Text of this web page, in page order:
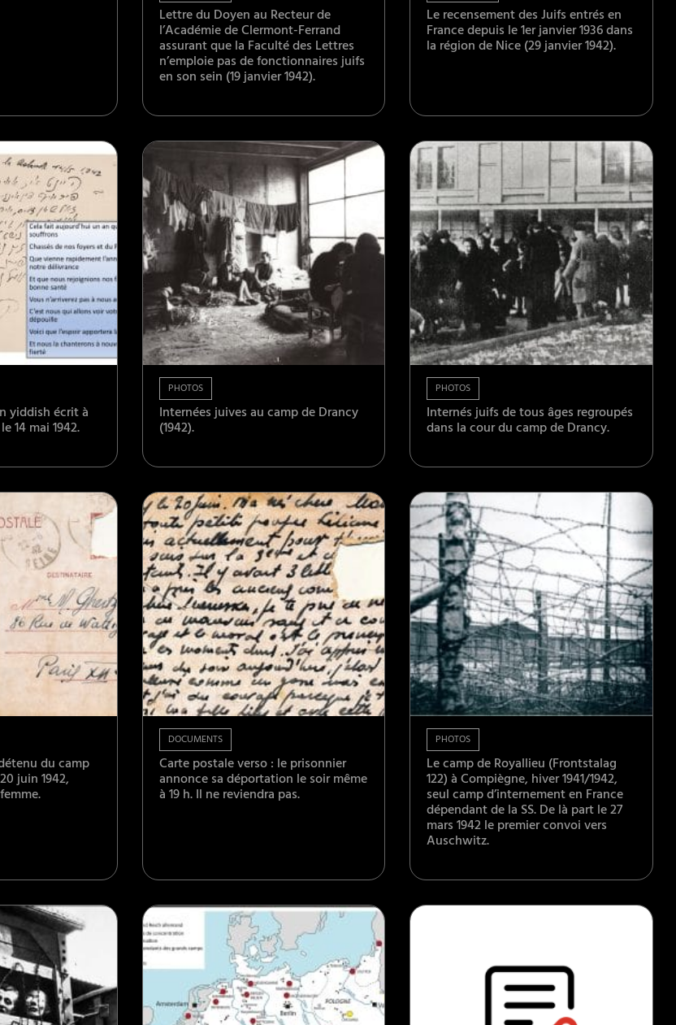
Lettre du Doyen au Recteur de
l’Académie de Clermont-Ferrand
assurant que la Faculté des Lettres
n’emploie pas de fonctionnaires juifs
en son sein (19 janvier 1942).
Le recensement des Juifs entrés en
France depuis le 1er janvier 1936 dans
la région de Nice (29 janvier 1942).
yiddish écrit à
14 mai 1942.
PHOTOS
Internées juives au camp de Drancy
(1942).
PHOTOS
Internés juifs de tous âges regroupés
dans la cour du camp de Drancy.
du camp
juin 1942,
DOCUMENTS
Carte postale verso : le prisonnier
annonce sa déportation le soir même
à 19 h. Il ne reviendra pas.
PHOTOS
Le camp de Royallieu (Frontstalag
122) à Compiègne, hiver 1941/1942,
seul camp d’internement en France
dépendant de la SS. De là part le 27
mars 1942 le premier convoi vers
Auschwitz.